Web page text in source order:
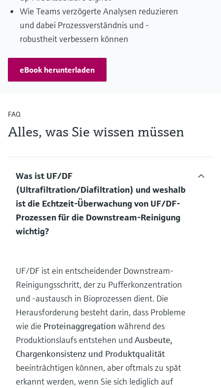
Wie Teams verzögerte Analysen reduzieren
und dabei Prozessverständnis und -
robustheit verbessern können
eBook herunterladen
FAQ
Alles, was Sie wissen müssen
Was ist UF/DF
(Ultrafiltration/Diafiltration) und weshalb
ist die Echtzeit-Überwachung von UF/DF-
Prozessen für die Downstream-Reinigung
wichtig?
UF/DF ist ein entscheidender Downstream-
Reinigungsschritt, der zu Pufferkonzentration
und -austausch in Bioprozessen dient. Die
Herausforderung besteht darin, dass Probleme
wie die Proteinaggregation während des
Produktionslaufs entstehen und Ausbeute,
Chargenkonsistenz und Produktqualität
beeinträchtigen können, aber oftmals zu spät
erkannt werden, wenn Sie sich lediglich auf